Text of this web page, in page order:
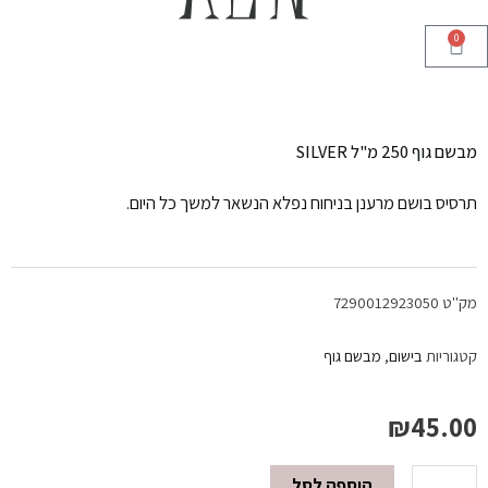
0 עגלת
קניות
מבשם גוף 250 מ"ל SILVER
תרסיס בושם מרענן בניחוח נפלא הנשאר למשך כל היום.
מק"ט 7290012923050
קטגוריות בישום, מבשם גוף
₪45.00